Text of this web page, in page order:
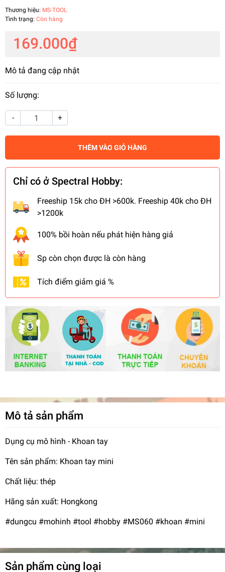
Thương hiệu: MS-TOOL
Tình trạng: Còn hàng
169.000₫
Mô tả đang cập nhật
Số lượng:
- +
THÊM VÀO GIỎ HÀNG
Chỉ có ở Spectral Hobby:
Freeship 15k cho ĐH >600k. Freeship 40k cho ĐH
>1200k
100% bồi hoàn nếu phát hiện hàng giả
Sp còn chọn được là còn hàng
Tích điểm giảm giá %
Mô tả sản phẩm
Dụng cụ mô hình - Khoan tay
Tên sản phẩm: Khoan tay mini
Chất liệu: thép
Hãng sản xuất: Hongkong
#dungcu #mohinh #tool #hobby #MS060 #khoan #mini
Sản phẩm cùng loại